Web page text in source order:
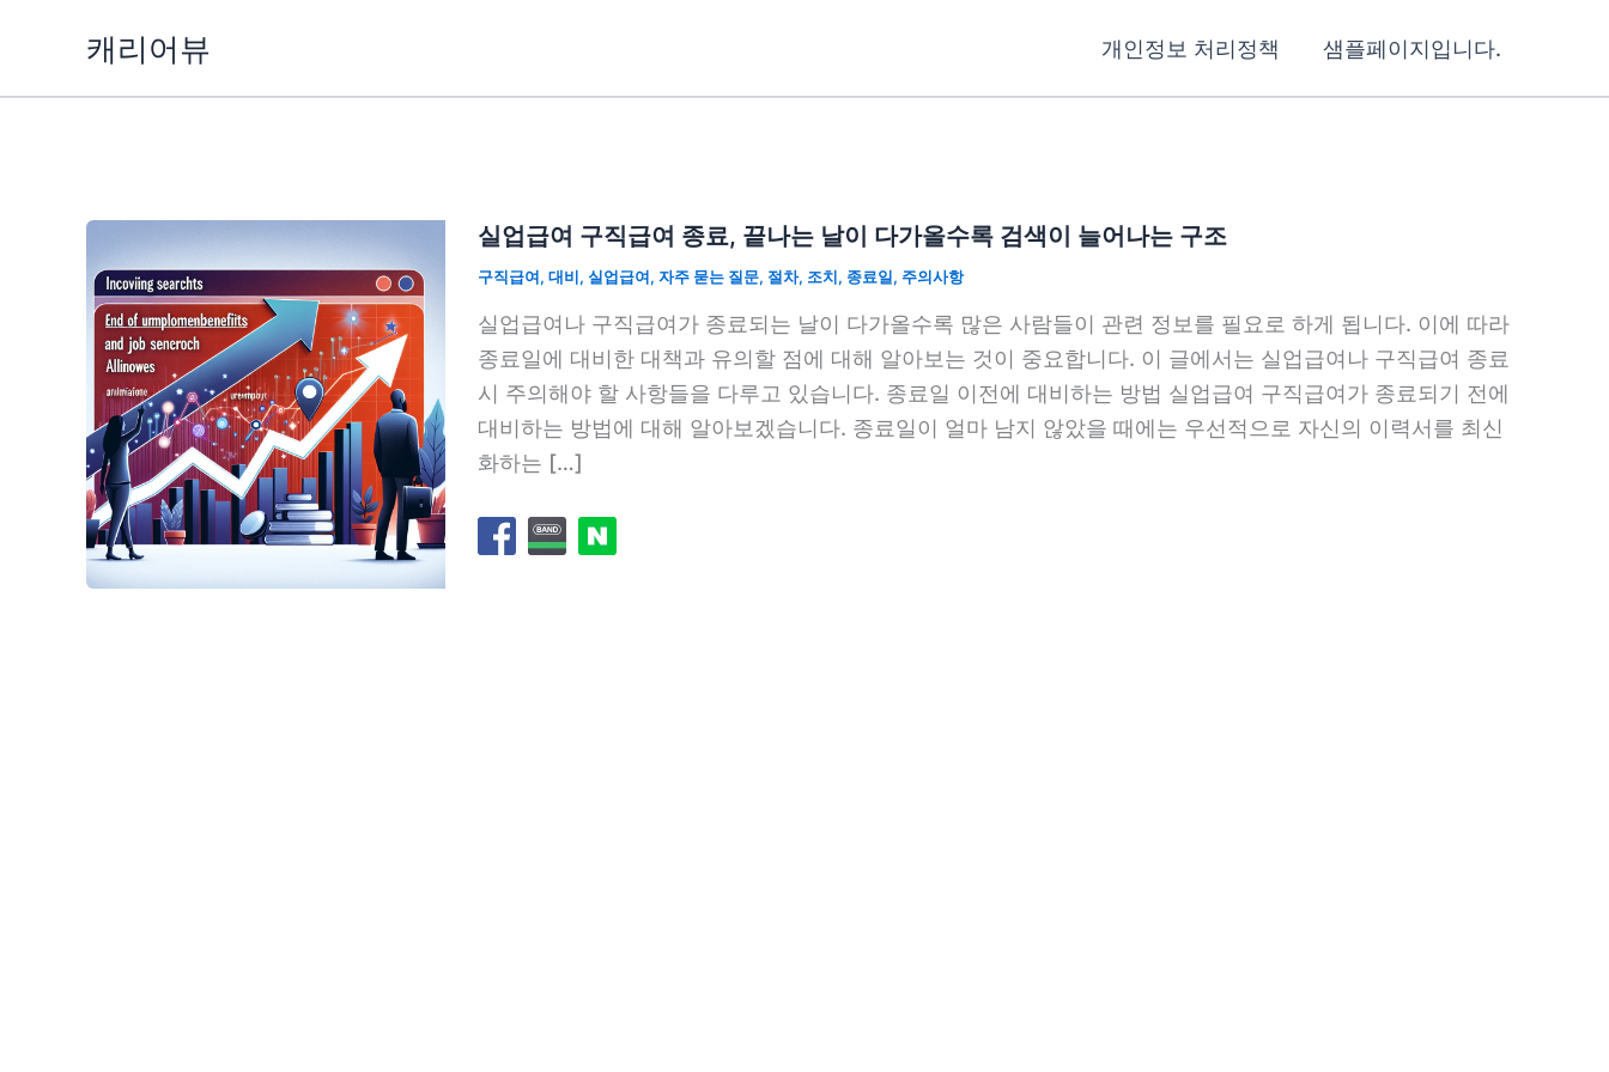
캐리어뷰 개인정보 처리정책 샘플페이지입니다.
실업급여 구직급여 종료, 끝나는 날이 다가올수록 검색이 늘어나는 구조
구직급여, 대비, 실업급여, 자주 묻는 질문, 절차, 조치, 종료일, 주의사항
실업급여나 구직급여가 종료되는 날이 다가올수록 많은 사람들이 관련 정보를 필요로 하게 됩니다. 이에 따라
종료일에 대비한 대책과 유의할 점에 대해 알아보는 것이 중요합니다. 이 글에서는 실업급여나 구직급여 종료
시 주의해야 할 사항들을 다루고 있습니다. 종료일 이전에 대비하는 방법 실업급여 구직급여가 종료되기 전에
대비하는 방법에 대해 알아보겠습니다. 종료일이 얼마 남지 않았을 때에는 우선적으로 자신의 이력서를 최신
화하는 […]